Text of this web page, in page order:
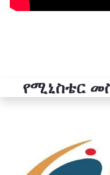
የሚኒስቴር